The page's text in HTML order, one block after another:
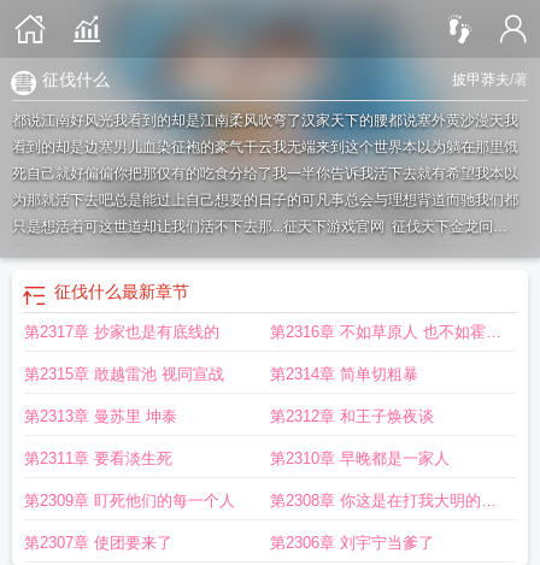
披甲莽夫/著
征伐什么
都说江南好风光我看到的却是江南柔风吹弯了汉家天下的腰都说塞外黄沙漫天我
看到的却是边塞男儿血染征袍的豪气干云我无端来到这个世界本以为躺在那里饿
死自己就好偏偏你把那仅有的吃食分给了我一半你告诉我活下去就有希望我本以
为那就活下去吧总是能过上自己想要的日子的可凡事总会与理想背道而驰我们都
只是想活着可这世道却让我们活不下去那...征天下游戏官网 征伐天下金龙问
征伐天下风雨 征伐天下百度百科
人间无敌大都督境界划分
下征伐天下我为人间无敌大都督 征伐意思征战天下征伐天下是什么意思 征伐
伐天下
主角征伐天下的架空历史 征伐天下好看吗 征伐天下的
征伐什么最新章节
第2317章 抄家也是有底线的 第2316章 不如草原人 也不如霍拓
人
第2315章 敢越雷池 视同宣战 第2314章 简单切粗暴
第2313章 曼苏里 坤泰 第2312章 和王子焕夜谈
第2311章 要看淡生死 第2310章 早晚都是一家人
第2309章 盯死他们的每一个人 第2308章 你这是在打我大明的脸
啊
第2307章 使团要来了 第2306章 刘宇宁当爹了